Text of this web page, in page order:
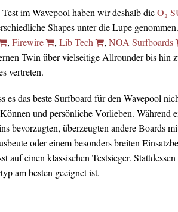
im Wavepool haben wir deshalb dieO₂
Shapes unter die Lupe
, Firewire , Lib Tech , NOA Surfboards
Twin über vielseitige Allrounder bis hin
vertreten.
es das beste Surfboard für den Wavepool
und persönliche Vorlieben. Während
bevorzugten, überzeugten andere Boards
oder einem besonders breiten
auf einen klassischen Testsieger.
am besten geeignet ist.